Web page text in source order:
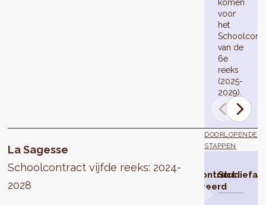
komen
voor
het
van de
6e
reeks
(2025-
2029).
La Sagesse
Schoolcontract vijfde reeks: 2024-
2028
DOORLOPENDE
STAPPEN
Schoolcontract
geselecteerd